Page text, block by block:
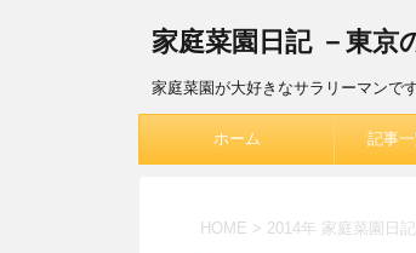
家庭菜園日記 －東京
家庭菜園が大好きなサラリーマンで
ホーム 記事
HOME > 2014年 家庭菜園日記